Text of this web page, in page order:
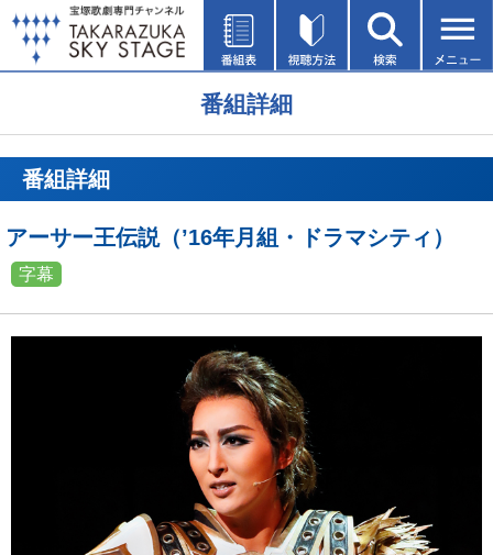
番組詳細
番組詳細
アーサー王伝説（’16年月組・ドラマシティ）
字幕